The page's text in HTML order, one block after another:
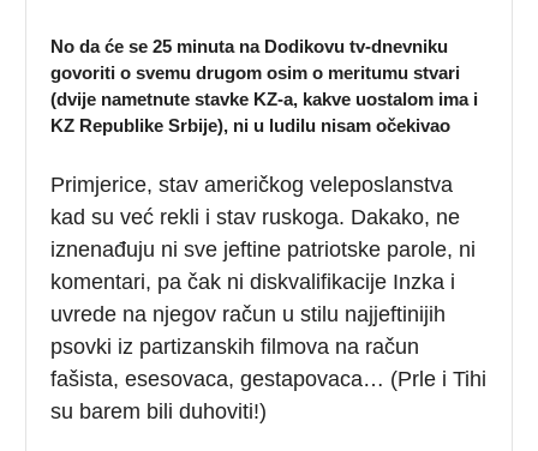
No da će se 25 minuta na Dodikovu tv-dnevniku
govoriti o svemu drugom osim o meritumu stvari
(dvije nametnute stavke KZ-a, kakve uostalom ima i
KZ Republike Srbije), ni u ludilu nisam očekivao
Primjerice, stav američkog veleposlanstva
kad su već rekli i stav ruskoga. Dakako, ne
iznenađuju ni sve jeftine patriotske parole, ni
komentari, pa čak ni diskvalifikacije Inzka i
uvrede na njegov račun u stilu najjeftinijih
psovki iz partizanskih filmova na račun
fašista, esesovaca, gestapovaca… (Prle i Tihi
su barem bili duhoviti!)